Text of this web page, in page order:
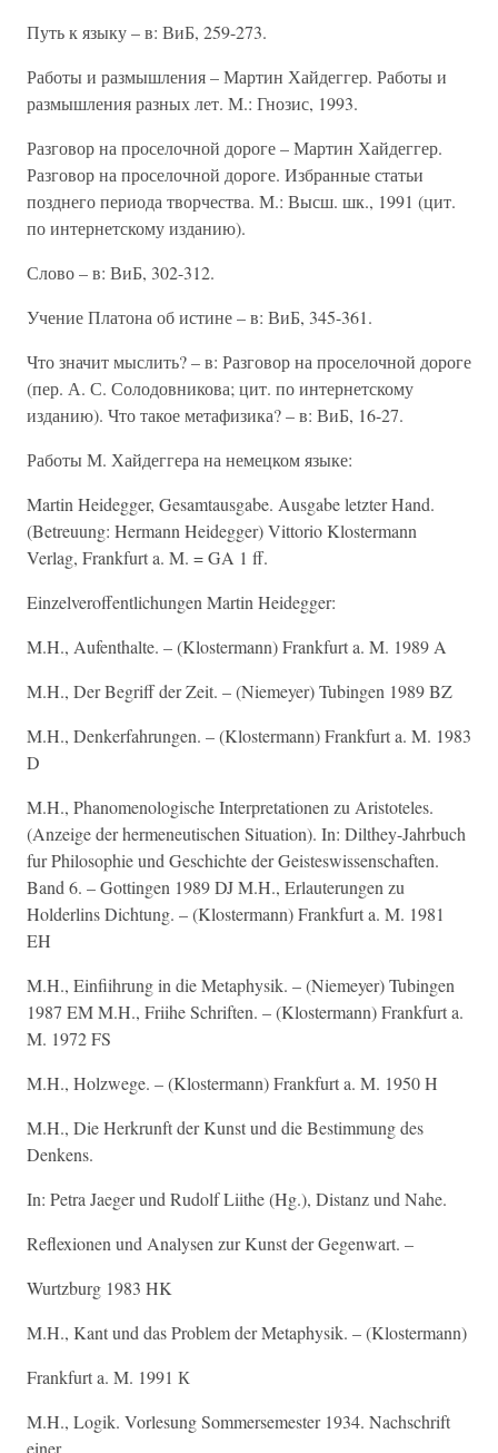
Путь к языку – в: ВиБ, 259-273.
Работы и размышления – Мартин Хайдеггер. Работы и
размышления разных лет. М.: Гнозис, 1993.
Разговор на проселочной дороге – Мартин Хайдеггер.
Разговор на проселочной дороге. Избранные статьи
позднего периода творчества. М.: Высш. шк., 1991 (цит.
по интернетскому изданию).
Слово – в: ВиБ, 302-312.
Учение Платона об истине – в: ВиБ, 345-361.
Что значит мыслить? – в: Разговор на проселочной дороге
(пер. А. С. Солодовникова; цит. по интернетскому
изданию). Что такое метафизика? – в: ВиБ, 16-27.
Работы М. Хайдеггера на немецком языке:
Martin Heidegger, Gesamtausgabe. Ausgabe letzter Hand.
(Betreuung: Hermann Heidegger) Vittorio Klostermann
Verlag, Frankfurt a. M. = GA 1 ff.
Einzelveroffentlichungen Martin Heidegger:
M.H., Aufenthalte. – (Klostermann) Frankfurt a. M. 1989 A
M.H., Der Begriff der Zeit. – (Niemeyer) Tubingen 1989 BZ
M.H., Denkerfahrungen. – (Klostermann) Frankfurt a. M. 1983
D
M.H., Phanomenologische Interpretationen zu Aristoteles.
(Anzeige der hermeneutischen Situation). In: Dilthey-Jahrbuch
fur Philosophie und Geschichte der Geisteswissenschaften.
Band 6. – Gottingen 1989 DJ M.H., Erlauterungen zu
Holderlins Dichtung. – (Klostermann) Frankfurt a. M. 1981
EH
M.H., Einfiihrung in die Metaphysik. – (Niemeyer) Tubingen
1987 EM M.H., Friihe Schriften. – (Klostermann) Frankfurt a.
M. 1972 FS
M.H., Holzwege. – (Klostermann) Frankfurt a. M. 1950 H
M.H., Die Herkrunft der Kunst und die Bestimmung des
Denkens.
In: Petra Jaeger und Rudolf Liithe (Hg.), Distanz und Nahe.
Reflexionen und Analysen zur Kunst der Gegenwart. –
Wurtzburg 1983 HK
M.H., Kant und das Problem der Metaphysik. – (Klostermann)
Frankfurt a. M. 1991 К
M.H., Logik. Vorlesung Sommersemester 1934. Nachschrift
einer